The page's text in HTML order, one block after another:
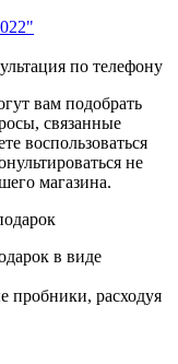
по телефону
вам подобрать
связанные
воспользоваться
не
магазина.
в виде
расходуя